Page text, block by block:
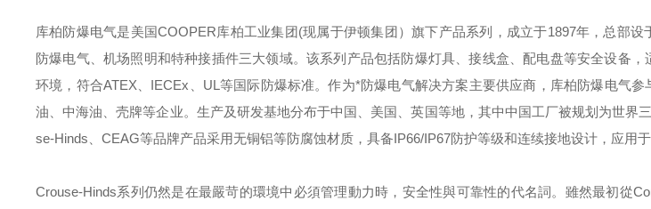
库柏防爆电气是美国COOPER库柏工业集团(现属于伊顿集团）旗下产品系列，成立于1897年，总部设
防爆电气、机场照明和特种接插件三大领域。该系列产品包括防爆灯具、接线盒、配电盘等安全设备
环境，符合ATEX IECEx UL 等国际防爆标准。作为*防爆电气解决方案主要供应商，库柏防爆电气
油、中海油、壳牌等企业。生产及研发基地分布于中国、美国、英国等地，其中中国工厂被规划为世界
se-Hinds
CEAG等品牌产品采用无铜铝等防腐蚀材质，具备IP66/IP67防护等级和连续接地设计，应用
Crouse-Hinds系列仍然是在最嚴苛的環境中必須管理動力時，安全性與可靠性的代名詞。雖然最初從